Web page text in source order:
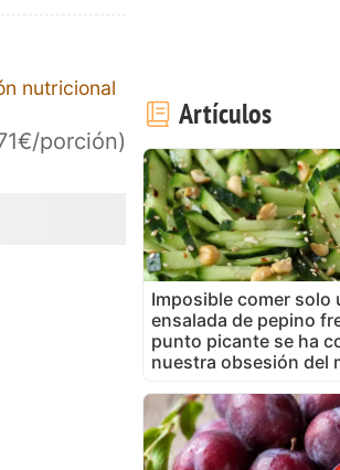
nutricional
porción)
Artículos
Imposible comer solo
ensalada de pepino
punto picante se ha
nuestra obsesión del